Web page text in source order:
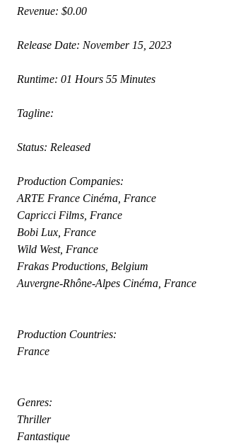
Revenue: $0.00
Release Date: November 15, 2023
Runtime: 01 Hours 55 Minutes
Tagline:
Status: Released
Production Companies:
ARTE France Cinéma, France
Capricci Films, France
Bobi Lux, France
Wild West, France
Frakas Productions, Belgium
Auvergne-Rhône-Alpes Cinéma, France
Production Countries:
France
Genres:
Thriller
Fantastique